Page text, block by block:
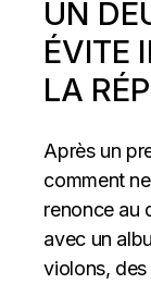
UN
ÉVITE
LA
Après un
comment
renonce au
avec un
violons,